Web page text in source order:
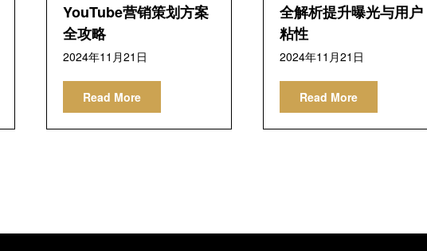
YouTube营销策划方案
全攻略
2024年11月21日
Read More
全解析提升曝光与用户
粘性
2024年11月21日
Read More